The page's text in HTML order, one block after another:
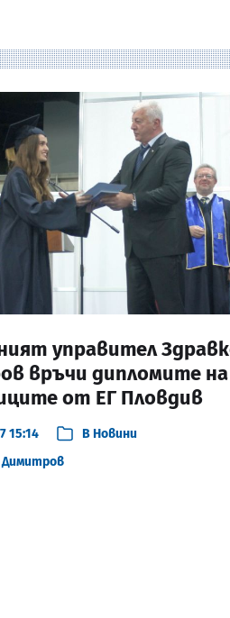
управител
връчи дипломите на
от ЕГ Пловдив
15:14 ВНовини
Димитров